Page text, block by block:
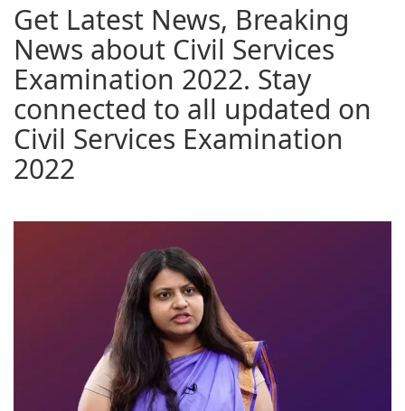
Get Latest News, Breaking
News about Civil Services
Examination 2022. Stay
connected to all updated on
Civil Services Examination
2022